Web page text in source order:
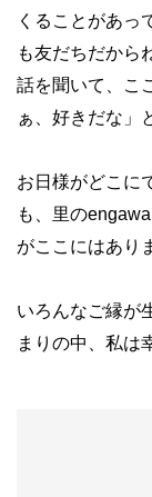
くることがあ
も友だちだから
話を聞いて、こ
ぁ、好きだな」
お日様がどこに
も、里の
がここにはあり
いろんなご縁が
まりの中、私は